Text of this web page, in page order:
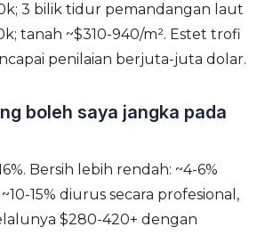
3 bilik tidur pemandangan laut
tanah ~$310-940/m². Estet trofi
penilaian berjuta-juta dolar.
boleh saya jangka pada
Bersih lebih rendah: ~4-6%
15% diurus secara profesional,
$280-420+ dengan